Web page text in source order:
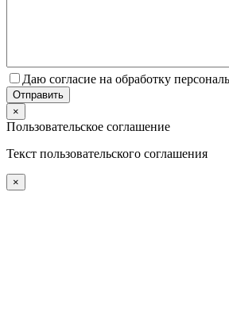
Даю согласие на обработку
×
Пользовательское соглашение
Текст пользовательского соглашения
×